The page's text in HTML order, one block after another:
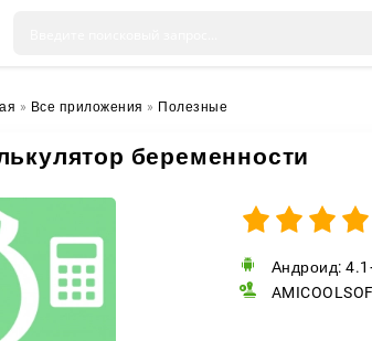
» Все приложения » Полезные
беременности
Андроид: